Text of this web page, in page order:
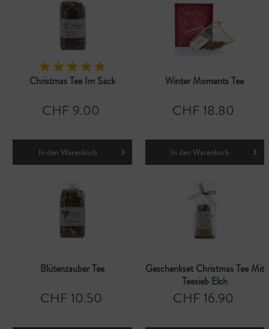
Christmas Tee Im Sack
CHF 9.00
In den Warenkorb
Winter Moments Tee
CHF 18.80
In den Warenkorb
Blütenzauber Tee
CHF 10.50
Geschenkset Christmas Tee Mit
Teesieb Elch
CHF 16.90